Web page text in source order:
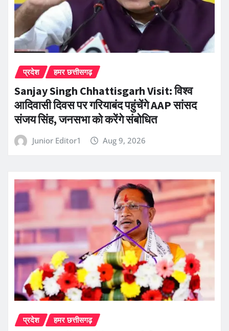
प्रदेश हमर छत्तीसगढ़
Sanjay Singh Chhattisgarh Visit: विश्व
आदिवासी दिवस पर गरियाबंद पहुंचेंगे AAP सांसद
संजय सिंह, जनसभा को करेंगे संबोधित
Junior Editor1 Aug 9, 2026
प्रदेश हमर छत्तीसगढ़